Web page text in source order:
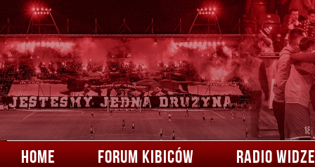
HOME FORUM KIBICÓW RADIO